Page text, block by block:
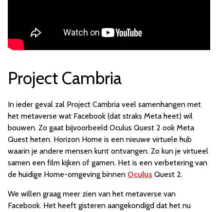
Project Cambria
In ieder geval zal Project Cambria veel samenhangen met
het metaverse wat Facebook (dat straks Meta heet) wil
bouwen. Zo gaat bijvoorbeeld Oculus Quest 2 ook Meta
Quest heten. Horizon Home is een nieuwe virtuele hub
waarin je andere mensen kunt ontvangen. Zo kun je virtueel
samen een film kijken of gamen. Het is een verbetering van
de huidige Home-omgeving binnen Oculus Quest 2.
We willen graag meer zien van het metaverse van
Facebook. Het heeft gisteren aangekondigd dat het nu